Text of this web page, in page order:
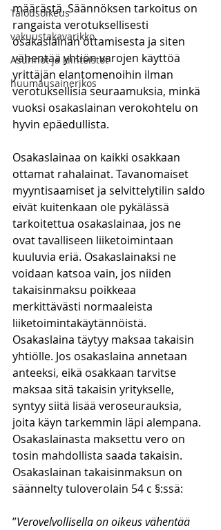
Talousoikeus
vakuustakavarikko
Asunnot ja kiinteistöt
huumausainerikos
määrästä. Säännöksen tarkoitus on
rangaista verotuksellisesti
osakaslainan ottamisesta ja siten
vähentää yhtiön varojen käyttöä
yrittäjän elantomenoihin ilman
verotuksellisia seuraamuksia, minkä
vuoksi osakaslainan verokohtelu on
hyvin epäedullista.
Osakaslainaa on kaikki osakkaan
ottamat rahalainat. Tavanomaiset
myyntisaamiset ja selvittelytilin saldo
eivät kuitenkaan ole pykälässä
tarkoitettua osakaslainaa, jos ne
ovat tavalliseen liiketoimintaan
kuuluvia eriä. Osakaslainaksi ne
voidaan katsoa vain, jos niiden
takaisinmaksu poikkeaa
merkittävästi normaaleista
liiketoimintakäytännöistä.
Osakaslaina täytyy maksaa takaisin
yhtiölle. Jos osakaslaina annetaan
anteeksi, eikä osakkaan tarvitse
maksaa sitä takaisin yritykselle,
syntyy siitä lisää veroseurauksia,
joita käyn tarkemmin läpi alempana.
Osakaslainasta maksettu vero on
tosin mahdollista saada takaisin.
Osakaslainan takaisinmaksun on
säännelty tuloverolain 54 c §:ssä:
”Verovelvollisella on oikeus vähentää